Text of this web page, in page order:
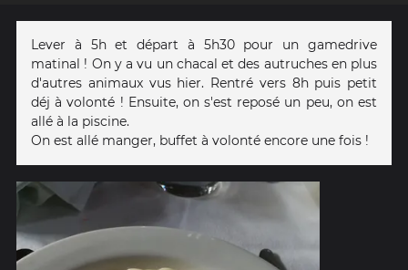
Lever à 5h et départ à 5h30 pour un gamedrive
matinal ! On y a vu un chacal et des autruches en plus
d'autres animaux vus hier. Rentré vers 8h puis petit
déj à volonté ! Ensuite, on s'est reposé un peu, on est
allé à la piscine.
On est allé manger, buffet à volonté encore une fois !